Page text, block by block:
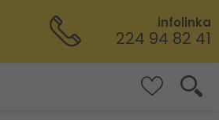
infolinka
224 94 82 41